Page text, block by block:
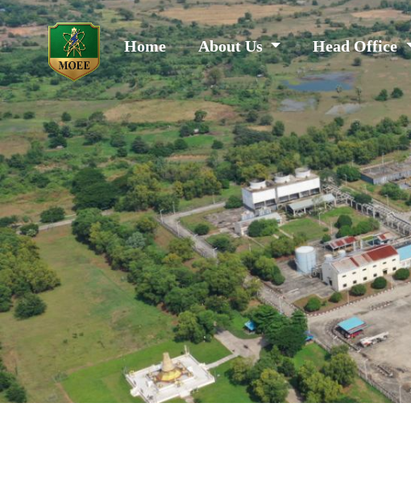
Home About Us Head Office